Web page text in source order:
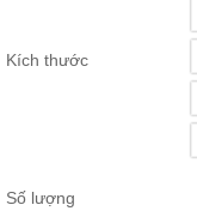
Thất
ban
công,
Kích thước
Số lượng